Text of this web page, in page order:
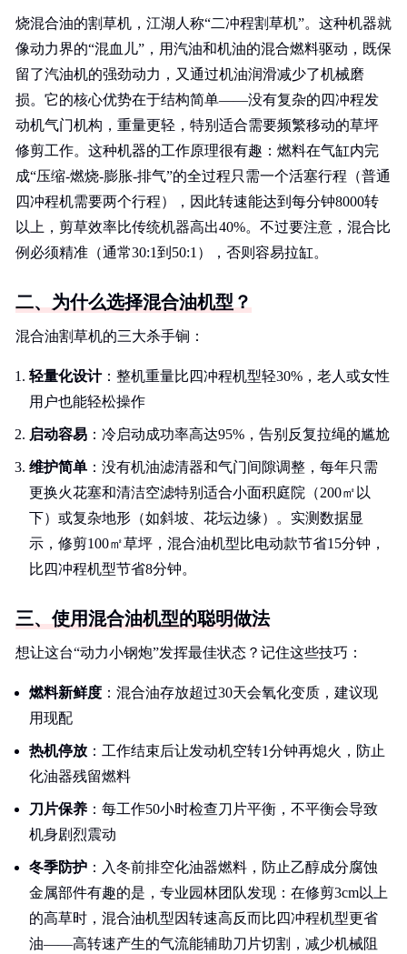
烧混合油的割草机，江湖人称“二冲程割草机”。这种机器就
像动力界的“混血儿”，用汽油和机油的混合燃料驱动，既保
留了汽油机的强劲动力，又通过机油润滑减少了机械磨
损。它的核心优势在于结构简单——没有复杂的四冲程发
动机气门机构，重量更轻，特别适合需要频繁移动的草坪
修剪工作。这种机器的工作原理很有趣：燃料在气缸内完
成“压缩-燃烧-膨胀-排气”的全过程只需一个活塞行程（普通
四冲程机需要两个行程），因此转速能达到每分钟8000转
以上，剪草效率比传统机器高出40%。不过要注意，混合比
例必须精准（通常30:1到50:1），否则容易拉缸。
二、为什么选择混合油机型？
混合油割草机的三大杀手锏：
轻量化设计：整机重量比四冲程机型轻30%，老人或女性
用户也能轻松操作
启动容易 ：冷启动成功率高达95%，告别反复拉绳的尴尬
维护简单 ：没有机油滤清器和气门间隙调整，每年只需
更换火花塞和清洁空滤特别适合小面积庭院（200㎡以
下）或复杂地形（如斜坡、花坛边缘）。实测数据显
示，修剪100㎡草坪，混合油机型比电动款节省15分钟，
比四冲程机型节省8分钟。
三、使用混合油机型的聪明做法
想让这台“动力小钢炮”发挥最佳状态？记住这些技巧：
燃料新鲜度 ：混合油存放超过30天会氧化变质，建议现
用现配
热机停放 ：工作结束后让发动机空转1分钟再熄火，防止
化油器残留燃料
刀片保养 ：每工作50小时检查刀片平衡，不平衡会导致
机身剧烈震动
冬季防护 ：入冬前排空化油器燃料，防止乙醇成分腐蚀
金属部件有趣的是，专业园林团队发现：在修剪3cm以上
的高草时，混合油机型因转速高反而比四冲程机型更省
油——高转速产生的气流能辅助刀片切割，减少机械阻